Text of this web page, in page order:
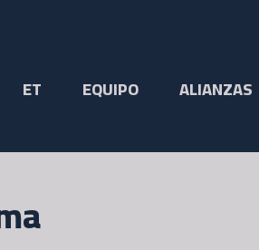
ET EQUIPO ALIANZAS